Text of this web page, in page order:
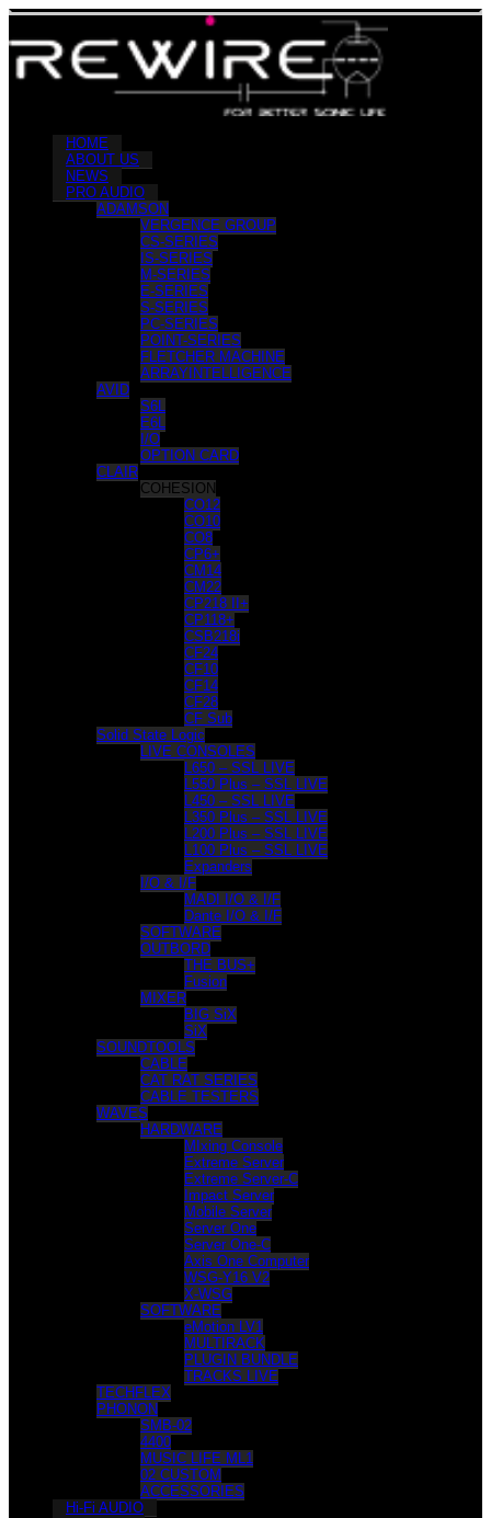
HOME
ABOUT US
NEWS
PRO AUDIO
ADAMSON
VERGENCE GROUP
CS-SERIES
IS-SERIES
M-SERIES
E-SERIES
S-SERIES
PC-SERIES
POINT-SERIES
FLETCHER MACHINE
ARRAYINTELLIGENCE
AVID
S6L
E6L
I/O
OPTION CARD
CLAIR
COHESION
CO12
CO10
CO8
CP6+
CM14
CM22
CP218 II+
CP118+
CSB218i
CF24
CF10
CF14
CF28
CF Sub
Solid State Logic
LIVE CONSOLES
L650 – SSL LIVE
L550 Plus – SSL LIVE
L450 – SSL LIVE
L350 Plus – SSL LIVE
L200 Plus – SSL LIVE
L100 Plus – SSL LIVE
Expanders
I/O & I/F
MADI I/O & I/F
Dante I/O & I/F
SOFTWARE
OUTBORD
THE BUS+
Fusion
MIXER
BIG SiX
SiX
SOUNDTOOLS
CABLE
CAT RAT SERIES
CABLE TESTERS
WAVES
HARDWARE
MIxing Console
Extreme Server
Extreme Server-C
Impact Server
Mobile Server
Server One
Server One-C
Axis One Computer
WSG-Y16 V2
X-WSG
SOFTWARE
eMotion LV1
MULTIRACK
PLUGIN BUNDLE
TRACKS LIVE
TECHFLEX
PHONON
SMB-02
4400
MUSIC LIFE ML1
02 CUSTOM
ACCESSORIES
Hi-Fi AUDIO